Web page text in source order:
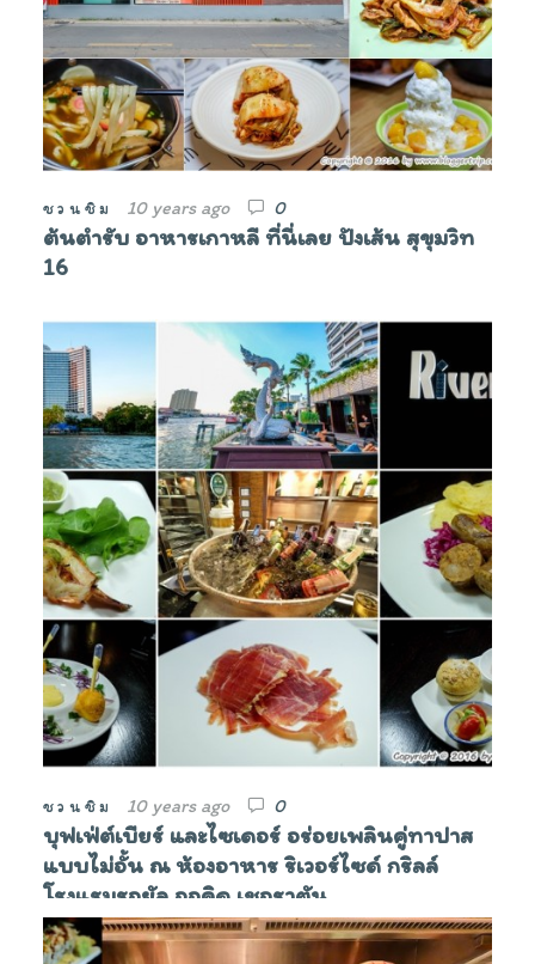
ชวนชิม 10 years ago 0
ต้นตำรับ อาหารเกาหลี ที่นี่เลย ปังเส้น สุขุมวิท
16
ชวนชิม 10 years ago 0
บุฟเฟ่ต์เบียร์ และไซเดอร์ อร่อยเพลินคู่ทาปาส
แบบไม่อั้น ณ ห้องอาหาร ริเวอร์ไซด์ กริลล์
โรงแรมรอยัล ออคิด เชอราตัน